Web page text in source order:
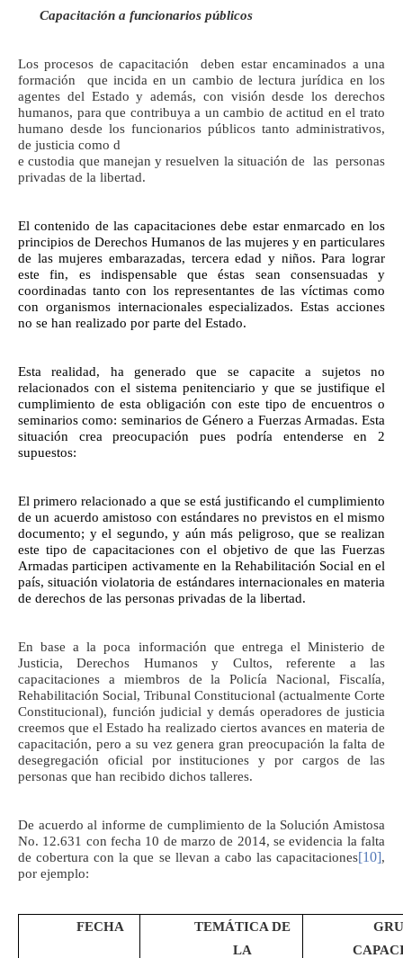
Capacitación a funcionarios públicos
Los procesos de capacitación deben estar encaminados a una
formación que incida en un cambio de lectura jurídica en los
agentes del Estado y además, con visión desde los derechos
humanos, para que contribuya a un cambio de actitud en el trato
humano desde los funcionarios públicos tanto administrativos,
de justicia como d
e custodia que manejan y resuelven la situación de las personas
privadas de la libertad.
El contenido de las capacitaciones debe estar enmarcado en los
principios de Derechos Humanos de las mujeres y en particulares
de las mujeres embarazadas, tercera edad y niños. Para lograr
este fin, es indispensable que éstas sean consensuadas y
coordinadas tanto con los representantes de las víctimas como
con organismos internacionales especializados. Estas acciones
no se han realizado por parte del Estado.
Esta realidad, ha generado que se capacite a sujetos no
relacionados con el sistema penitenciario y que se justifique el
cumplimiento de esta obligación con este tipo de encuentros o
seminarios como: seminarios de Género a Fuerzas Armadas. Esta
situación crea preocupación pues podría entenderse en 2
supuestos:
El primero relacionado a que se está justificando el cumplimiento
de un acuerdo amistoso con estándares no previstos en el mismo
documento; y el segundo, y aún más peligroso, que se realizan
este tipo de capacitaciones con el objetivo de que las Fuerzas
Armadas participen activamente en la Rehabilitación Social en el
país, situación violatoria de estándares internacionales en materia
de derechos de las personas privadas de la libertad.
En base a la poca información que entrega el Ministerio de
Justicia, Derechos Humanos y Cultos, referente a las
capacitaciones a miembros de la Policía Nacional, Fiscalía,
Rehabilitación Social, Tribunal Constitucional (actualmente Corte
Constitucional), función judicial y demás operadores de justicia
creemos que el Estado ha realizado ciertos avances en materia de
capacitación, pero a su vez genera gran preocupación la falta de
desegregación oficial por instituciones y por cargos de las
personas que han recibido dichos talleres.
De acuerdo al informe de cumplimiento de la Solución Amistosa
No. 12.631 con fecha 10 de marzo de 2014, se evidencia la falta
de cobertura con la que se llevan a cabo las capacitaciones[10],
por ejemplo:
FECHA
TEMÁTICA DE
LA